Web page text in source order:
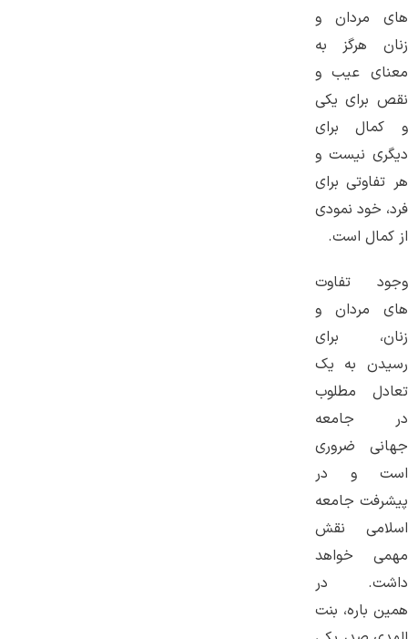
های مردان و
زنان هرگز به
معنای عیب و
نقص برای یکی
و کمال برای
دیگری نیست و
هر تفاوتی برای
فرد، خود نمودی
از کمال است.
وجود تفاوت
های مردان و
زنان، برای
رسیدن به یک
تعادل مطلوب
در جامعه
جهانی ضروری
است و در
پیشرفت جامعه
اسلامی نقش
مهمی خواهد
داشت. در
همین باره، بنت